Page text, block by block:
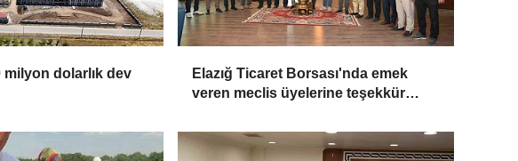
milyon dolarlık dev
Elazığ Ticaret Borsası'nda emek
veren meclis üyelerine teşekkür